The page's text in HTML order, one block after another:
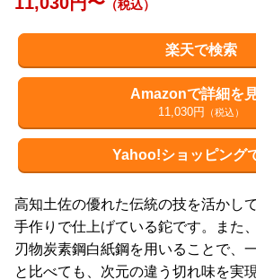
（税込）
楽天で検索
Amazonで詳細を
11,030円 （税込）
Yahoo!ショッピング
高知土佐の優れた伝統の技を活かし
手作りで仕上げている鉈です。また
刃物炭素鋼白紙鋼を用いることで、
と比べても、次元の違う切れ味を実